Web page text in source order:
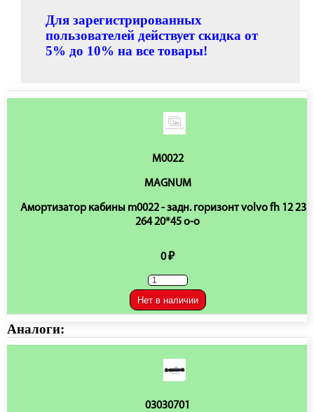
Для зарегистрированных
пользователей действует скидка от
5% до 10% на все товары!
M0022
MAGNUM
Амортизатор кабины m0022 - задн. горизонт volvo fh 12
264 20*45 o-o
0 ₽
Нет в наличии
Аналоги:
03030701